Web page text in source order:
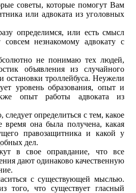
советы, которые помогут Вам
или адвоката из уголовных
определимся, или есть смысл
совсем незнакомому адвокату с
не понимаю тех людей,
объявления из случайного
остановки троллейбуса. Неужели
уровень образования, опыт и
опыт работы адвоката из
следует определиться с тем, какое
время она была получена, какая
правозащитника и какой у
дел.
в свое оправдание, что все
дают одинаково качественную
с существующей мыслью.
того, что существует гласный